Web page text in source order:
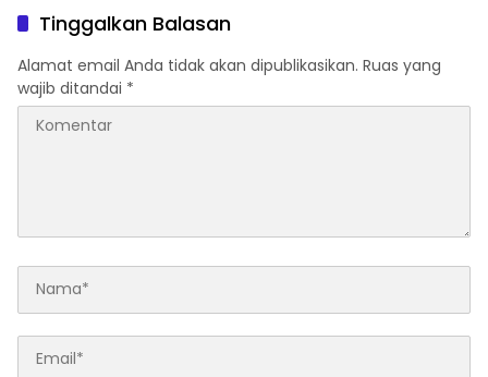
“Setia Waspada” Dari
Paspampres RI
Tinggalkan Balasan
Alamat email Anda tidak akan dipublikasikan. Ruas yang
wajib ditandai *